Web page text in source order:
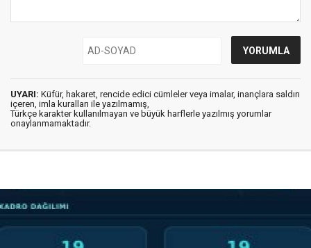
UYARI: Küfür, hakaret, rencide edici cümleler veya imalar, inançlara saldırı
içeren, imla kuralları ile yazılmamış,
Türkçe karakter kullanılmayan ve büyük harflerle yazılmış yorumlar
onaylanmamaktadır.